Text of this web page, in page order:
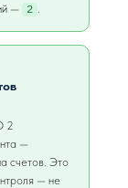
—
2
2
—
счетов. Это
— не